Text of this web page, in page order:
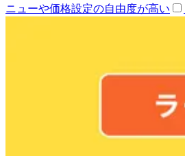
ニューや価格設定の自由度が高い